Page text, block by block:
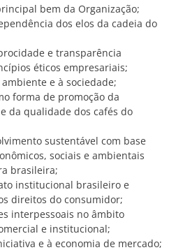
bem da Organização;
dos elos da cadeia do
e transparência
éticos empresariais;
e à sociedade;
forma de promoção da
da qualidade dos cafés do
sustentável com base
sociais e ambientais
brasileira;
institucional brasileiro e
direitos do consumidor;
interpessoais no âmbito
e institucional;
e à economia de mercado;